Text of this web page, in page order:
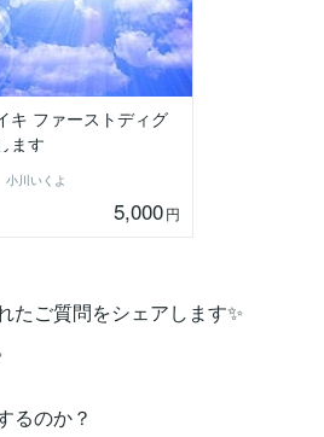
キ ファーストディグ
ます
川いくよ
5,000円
たご質問をシェアします✨
るのか？